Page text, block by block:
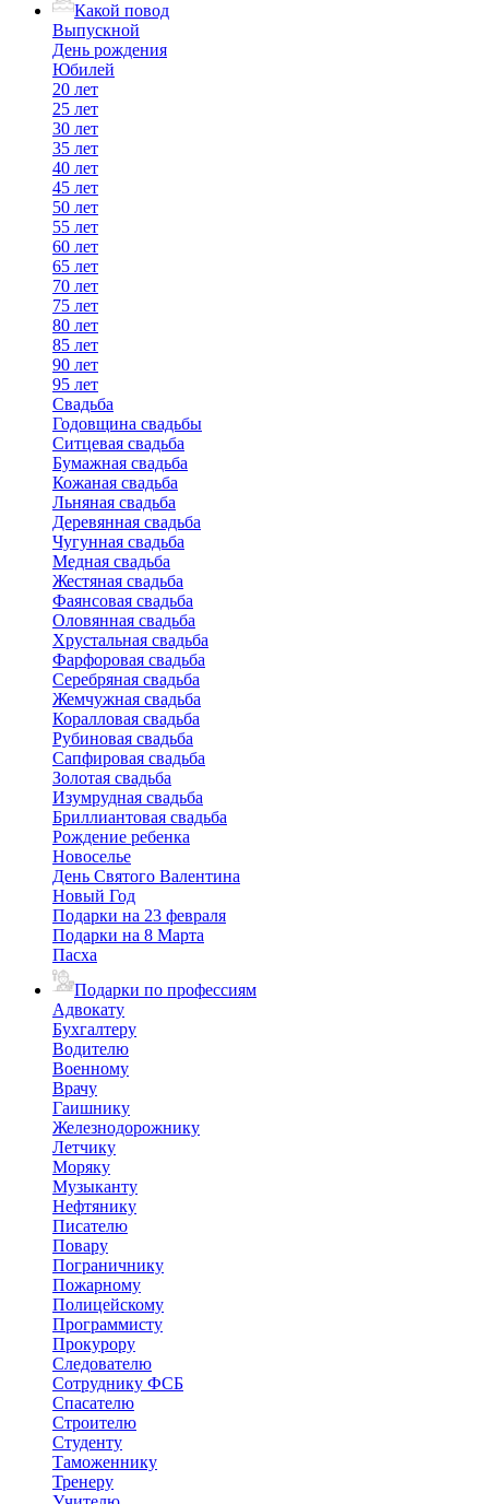
Какой повод
Выпускной
День рождения
Юбилей
20 лет
25 лет
30 лет
35 лет
40 лет
45 лет
50 лет
55 лет
60 лет
65 лет
70 лет
75 лет
80 лет
85 лет
90 лет
95 лет
Свадьба
Годовщина свадьбы
Ситцевая свадьба
Бумажная свадьба
Кожаная свадьба
Льняная свадьба
Деревянная свадьба
Чугунная свадьба
Медная свадьба
Жестяная свадьба
Фаянсовая свадьба
Оловянная свадьба
Хрустальная свадьба
Фарфоровая свадьба
Серебряная свадьба
Жемчужная свадьба
Коралловая свадьба
Рубиновая свадьба
Сапфировая свадьба
Золотая свадьба
Изумрудная свадьба
Бриллиантовая свадьба
Рождение ребенка
Новоселье
День Святого Валентина
Новый Год
Подарки на 23 февраля
Подарки на 8 Марта
Пасха
Подарки по профессиям
Адвокату
Бухгалтеру
Водителю
Военному
Врачу
Гаишнику
Железнодорожнику
Летчику
Моряку
Музыканту
Нефтянику
Писателю
Повару
Пограничнику
Пожарному
Полицейскому
Программисту
Прокурору
Следователю
Сотруднику ФСБ
Спасателю
Строителю
Студенту
Таможеннику
Тренеру